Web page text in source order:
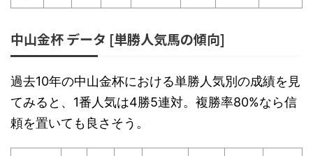
中山金杯 データ [単勝人気馬の傾向]
過去10年の中山金杯における単勝人気別の成績を見
てみると、1番人気は4勝5連対。複勝率80%なら信
頼を置いても良さそう。